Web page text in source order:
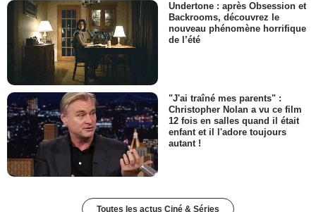
Undertone : après Obsession et
Backrooms, découvrez le
nouveau phénomène horrifique
de l’été
"J'ai traîné mes parents" :
Christopher Nolan a vu ce film
12 fois en salles quand il était
enfant et il l'adore toujours
autant !
Toutes les actus Ciné & Séries